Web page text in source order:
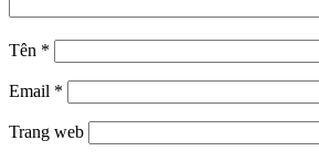
Tên *
Email *
Trang web